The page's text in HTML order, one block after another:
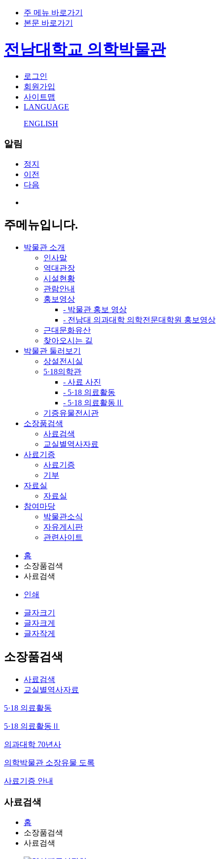
주 메뉴 바로가기
본문 바로가기
전남대학교 의학박물관
로그인
회원가입
사이트맵
LANGUAGE
ENGLISH
알림
정지
이전
다음
주메뉴입니다.
박물관 소개
인사말
역대관장
시설현황
관람안내
홍보영상
- 박물관 홍보 영상
- 전남대 의과대학 의학전문대학원 홍보영상
근대문화유산
찾아오시는 길
박물관 둘러보기
상설전시실
5·18의학관
- 사료 사진
- 5·18 의료활동
- 5·18 의료활동Ⅱ
기증유물전시관
소장품검색
사료검색
교실별역사자료
사료기증
사료기증
기부
자료실
자료실
참여마당
박물관소식
자유게시판
관련사이트
홈
소장품검색
사료검색
인쇄
글자크기
글자크게
글자작게
소장품검색
사료검색
교실별역사자료
5·18 의료활동
5·18 의료활동Ⅱ
의과대학 70년사
의학박물관 소장유물 도록
사료기증 안내
사료검색
홈
소장품검색
사료검색